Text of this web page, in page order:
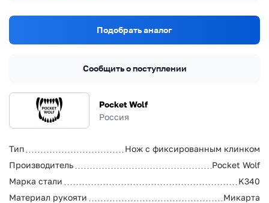
Pocket Wolf
Россия
Тип
Нож с фиксированным клинком
Производитель
Pocket Wolf
Марка стали
K340
Материал рукояти
Микарта
Подобрать аналог
Сообщить о поступлении